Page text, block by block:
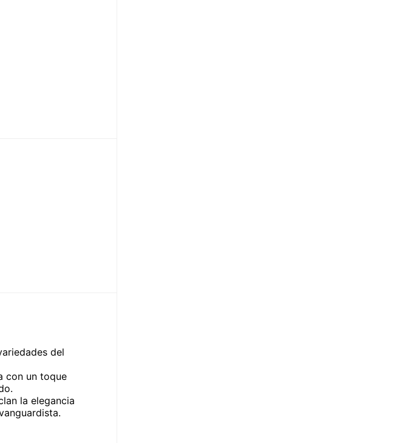
del
con un toque
la elegancia